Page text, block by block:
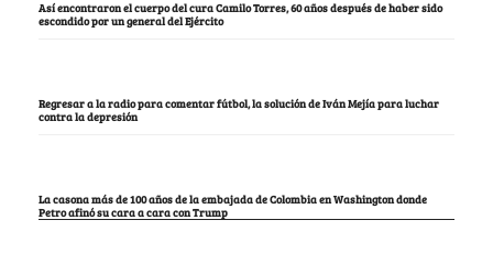
Así encontraron el cuerpo del cura Camilo Torres, 60 años después de haber sido
escondido por un general del Ejército
Regresar a la radio para comentar fútbol, la solución de Iván Mejía para luchar
contra la depresión
La casona más de 100 años de la embajada de Colombia en Washington donde
Petro afinó su cara a cara con Trump